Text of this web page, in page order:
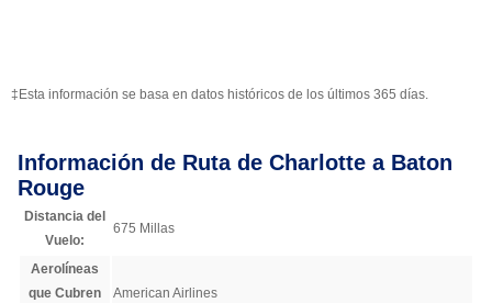
‡Esta información se basa en datos históricos de los últimos 365 días.
Información de Ruta de Charlotte a Baton
Rouge
Distancia del
Vuelo:
675 Millas
Aerolíneas
que Cubren
American Airlines